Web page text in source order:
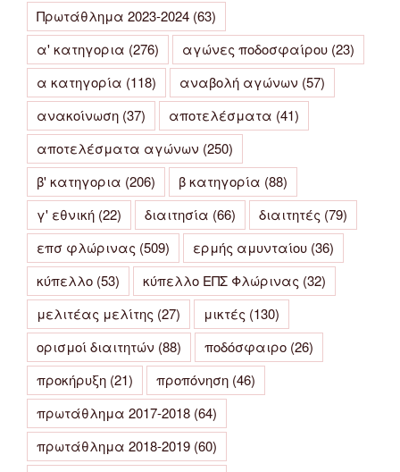
Πρωτάθλημα 2023-2024 (63)
α' κατηγορια (276) αγώνες ποδοσφαίρου (23)
α κατηγορία (118) αναβολή αγώνων (57)
ανακοίνωση (37) αποτελέσματα (41)
αποτελέσματα αγώνων (250)
β' κατηγορια (206) β κατηγορία (88)
γ' εθνική (22) διαιτησία (66) διαιτητές (79)
επσ φλώρινας (509) ερμής αμυνταίου (36)
κύπελλο (53) κύπελλο ΕΠΣ Φλώρινας (32)
μελιτέας μελίτης (27) μικτές (130)
ορισμοί διαιτητών (88) ποδόσφαιρο (26)
προκήρυξη (21) προπόνηση (46)
πρωτάθλημα 2017-2018 (64)
πρωτάθλημα 2018-2019 (60)